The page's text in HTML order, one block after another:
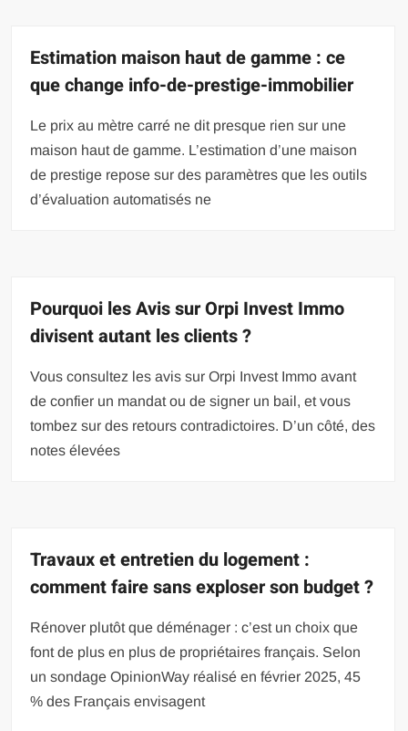
Estimation maison haut de gamme : ce
que change info-de-prestige-immobilier
Le prix au mètre carré ne dit presque rien sur une
maison haut de gamme. L’estimation d’une maison
de prestige repose sur des paramètres que les outils
d’évaluation automatisés ne
Pourquoi les Avis sur Orpi Invest Immo
divisent autant les clients ?
Vous consultez les avis sur Orpi Invest Immo avant
de confier un mandat ou de signer un bail, et vous
tombez sur des retours contradictoires. D’un côté, des
notes élevées
Travaux et entretien du logement :
comment faire sans exploser son budget ?
Rénover plutôt que déménager : c’est un choix que
font de plus en plus de propriétaires français. Selon
un sondage OpinionWay réalisé en février 2025, 45
% des Français envisagent